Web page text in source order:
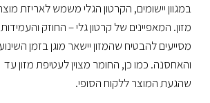
במגוון יישומים, הקרטון הגלי משמש לאריזת
מזון. המאפיינים של קרטון גלי – החוזק
מסייעים להבטיח שהמזון יישאר מוגן בזמן השינוע
והאחסנה. כמו כן, החומר מצוין לעטיפת מזון עד
שהגעת המוצר ללקוח הסופי.